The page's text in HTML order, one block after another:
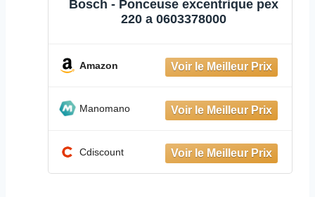
Bosch - Ponceuse excentrique pex
220 a 0603378000
Amazon
Manomano
Cdiscount